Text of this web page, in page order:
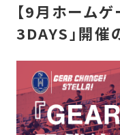
【9月ホーム
3DAYS」開催